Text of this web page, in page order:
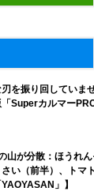
刃を振り回していま
SuperカルマーPRO
山が分散：ほうれ
さい（前半）、トマ
」】